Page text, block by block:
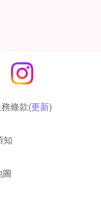
條款(更新)
知
圖